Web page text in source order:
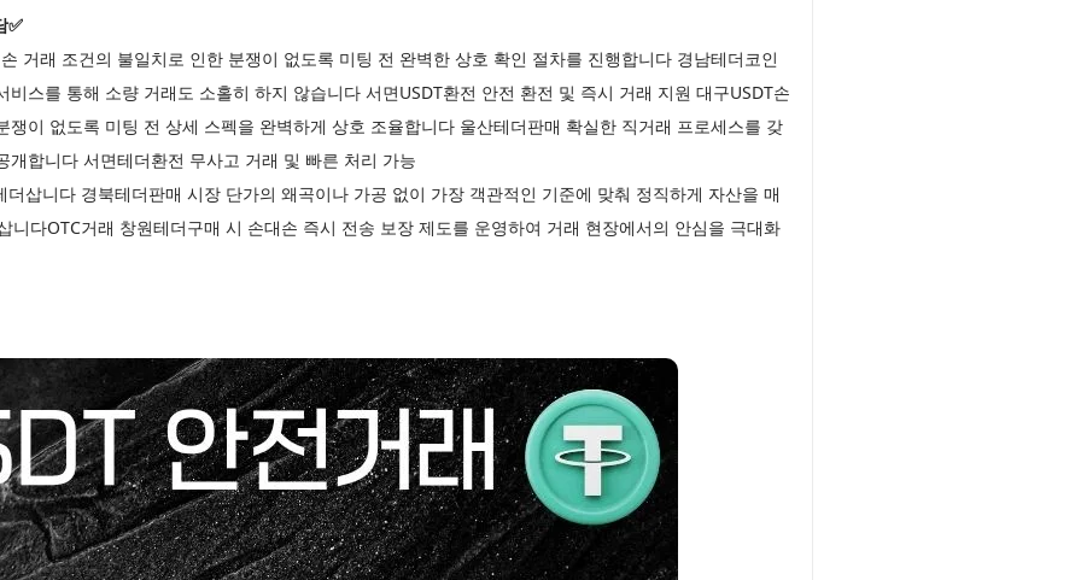
✅
거래 조건의 불일치로 인한 분쟁이 없도록 미팅 전 완벽한 상호 확인 절차를 진행합니다 경남테더코인
스를 통해 소량 거래도 소홀히 하지 않습니다 서면USDT환전 안전 환전 및 즉시 거래 지원 대구USDT손
쟁이 없도록 미팅 전 상세 스펙을 완벽하게 상호 조율합니다 울산테더판매 확실한 직거래 프로세스를 갖
개합니다 서면테더환전 무사고 거래 및 빠른 처리 가능
삽니다 경북테더판매 시장 단가의 왜곡이나 가공 없이 가장 객관적인 기준에 맞춰 정직하게 자산을 매
니다OTC거래 창원테더구매 시 손대손 즉시 전송 보장 제도를 운영하여 거래 현장에서의 안심을 극대화